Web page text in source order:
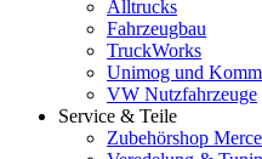
Alltrucks
Fahrzeugbau
TruckWorks
Unimog und
VW Nutzfahrzeuge
Service & Teile
Zubehörshop